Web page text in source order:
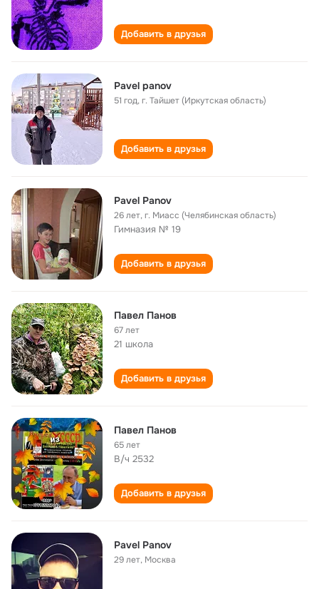
Добавить в друзья
Pavel panov
51 год,г. Тайшет (Иркутская область)
Добавить в друзья
Pavel Panov
26 лет,г. Миасс (Челябинская область)
Гимназия № 19
Добавить в друзья
Павел Панов
67 лет
21 школа
Добавить в друзья
Павел Панов
65 лет
В/ч 2532
Добавить в друзья
Pavel Panov
29 лет, Москва